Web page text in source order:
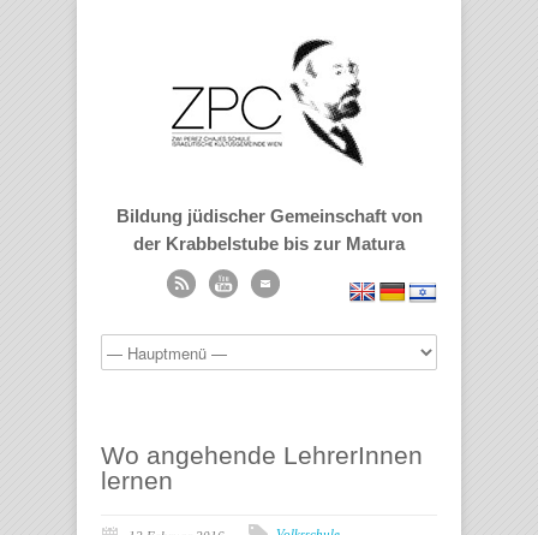
Bildung jüdischer Gemeinschaft von
der Krabbelstube bis zur Matura
Wo angehende LehrerInnen
lernen